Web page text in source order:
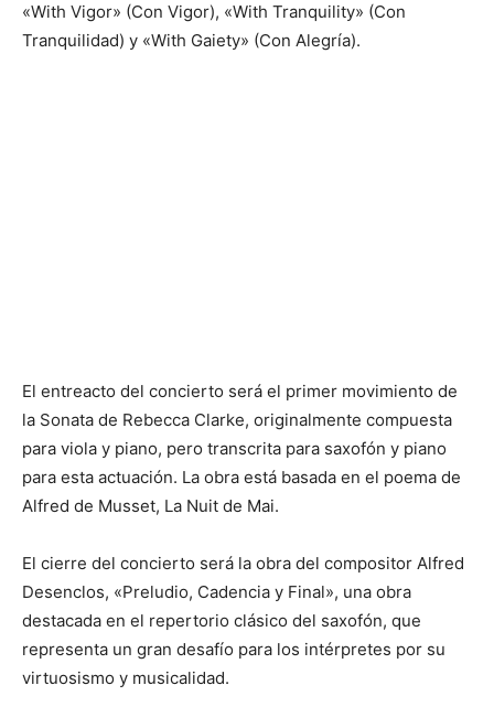
«With Vigor» (Con Vigor), «With Tranquility» (Con
Tranquilidad) y «With Gaiety» (Con Alegría).
El entreacto del concierto será el primer movimiento de
la Sonata de Rebecca Clarke, originalmente compuesta
para viola y piano, pero transcrita para saxofón y piano
para esta actuación. La obra está basada en el poema de
Alfred de Musset, La Nuit de Mai.
El cierre del concierto será la obra del compositor Alfred
Desenclos, «Preludio, Cadencia y Final», una obra
destacada en el repertorio clásico del saxofón, que
representa un gran desafío para los intérpretes por su
virtuosismo y musicalidad.